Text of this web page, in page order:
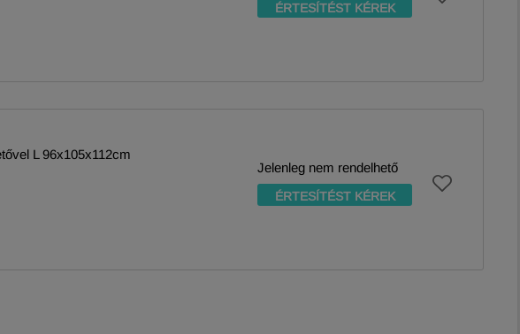
ÉRTESÍTÉST KÉREK
L 96x105x112cm
Jelenleg nem rendelhető
ÉRTESÍTÉST KÉREK